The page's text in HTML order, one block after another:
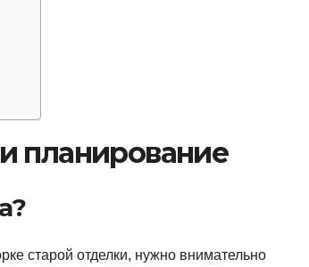
планирование
старой отделки, нужно внимательно